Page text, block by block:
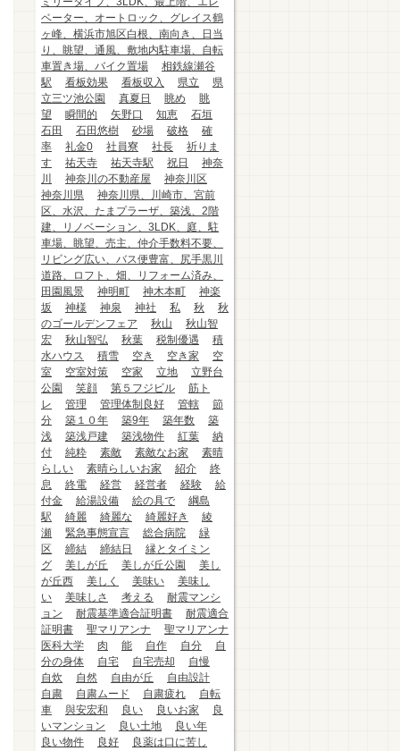
ベーター、オートロック、グレイス鶴
ヶ峰、横浜市旭区白根、南向き、日当
り、眺望、通風、敷地内駐車場、自転
車置き場、バイク置場
相鉄線瀬谷
駅
看板効果 看板収入 県立
県
立三ツ池公園
真夏日 眺め
眺
望
瞬間的 矢野口 知恵
石垣
石田
石田悠樹 砂場 破格
確
率
礼金0 社員寮 社長
祈りま
す
祐天寺 祐天寺駅 祝日
神奈
川
神奈川の不動産屋
神奈川区
神奈川県
神奈川県、川崎市、宮前
区、水沢、たまプラーザ、築浅、2階
建、リノベーション、3LDK、庭、駐
車場、眺望、売主、仲介手数料不要、
リビング広い、バス便豊富、尻手黒川
道路、ロフト、畑、リフォーム済み、
田園風景
神明町 神木本町
神楽
坂
神様 神泉 神社 私 秋
秋
のゴールデンフェア
秋山
秋山智
宏
秋山智弘 秋葉 税制優遇
積
水ハウス
積雪 空き 空き家
空
室
空室対策 空家 立地
立野台
公園
笑顔 第５フジビル
筋ト
レ
管理 管理体制良好 管轄
節
分
築１０年 築9年 築年数
築
浅
築浅戸建 築浅物件 紅葉
納
付
純粋 素敵 素敵なお家
素晴
らしい
素晴らしいお家 紹介
終
息
終電 経営 経営者 経験
給
付金
給湯設備 絵の具で
綱島
駅
綺麗 綺麗な 綺麗好き
綾
瀬
緊急事態宣言 総合病院
緑
区
締結 締結日
縁とタイミン
グ
美しが丘 美しが丘公園
美し
が丘西
美しく 美味い
美味し
い
美味しさ 考える
耐震マンシ
ョン
耐震基準適合証明書
耐震適合
証明書
聖マリアンナ
聖マリアンナ
医科大学
肉 能 自作 自分
自
分の身体
自宅 自宅売却
自慢
自炊
自然 自由が丘
自由設計
自粛
自粛ムード 自粛疲れ
自転
車
與安宏和 良い 良いお家
良
いマンション
良い土地
良い年
良い物件
良好
良薬は口に苦し